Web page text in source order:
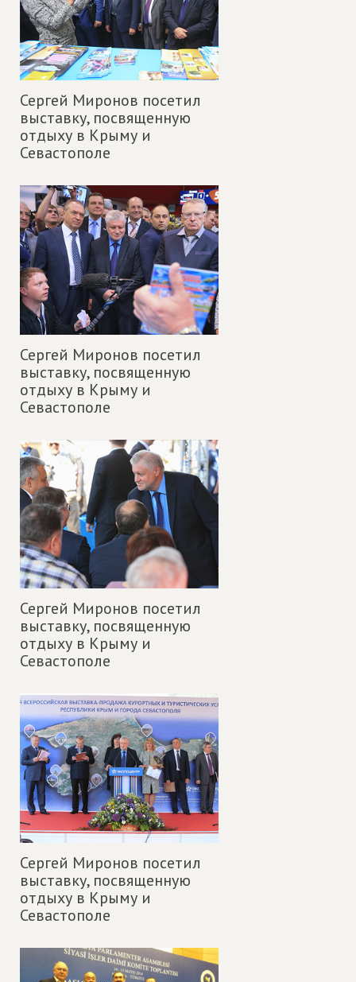
Сергей Миронов посетил
выставку, посвященную
отдыху в Крыму и
Севастополе
Сергей Миронов посетил
выставку, посвященную
отдыху в Крыму и
Севастополе
Сергей Миронов посетил
выставку, посвященную
отдыху в Крыму и
Севастополе
Сергей Миронов посетил
выставку, посвященную
отдыху в Крыму и
Севастополе